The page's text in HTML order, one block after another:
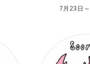
7月23日